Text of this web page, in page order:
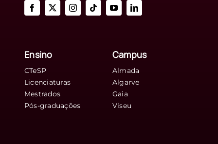
Ensino
CTeSP
Licenciaturas
Mestrados
Pós-graduações
Campus
Almada
Algarve
Gaia
Viseu